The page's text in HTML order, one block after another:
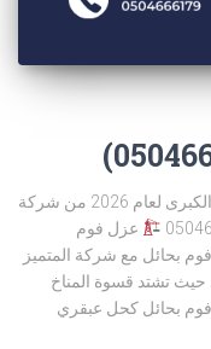
عزل فوم بحائل(0504666179) الموسوعة الكبرى لعام 2026 من شركة
عزل فوم
عزل فوم بحائل مع شركة المتميز
حيث تشتد قسوة المناخ
بحائل كحل عبقري